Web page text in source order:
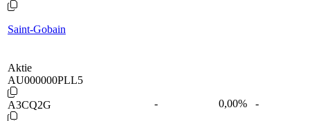
Saint-Gobain
Aktie
AU000000PLL5
A3CQ2G - 0,00% -